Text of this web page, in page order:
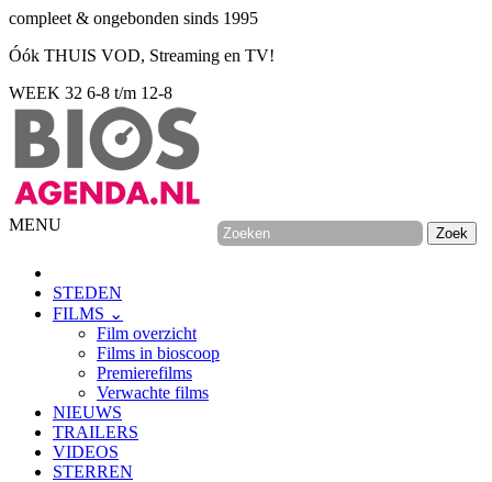
compleet & ongebonden sinds 1995
Óók THUIS VOD, Streaming en TV!
WEEK 32 6-8 t/m 12-8
MENU
STEDEN
FILMS ⌄
Film overzicht
Films in bioscoop
Premierefilms
Verwachte films
NIEUWS
TRAILERS
VIDEOS
STERREN